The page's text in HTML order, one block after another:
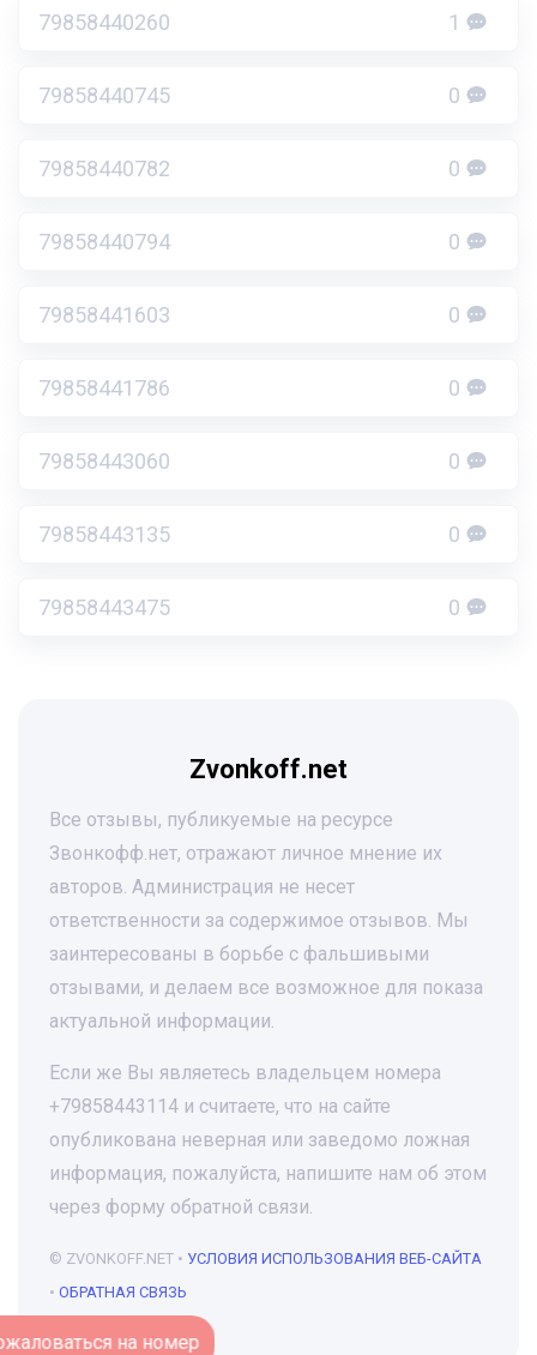
79858440260 1
79858440745 0
79858440782 0
79858440794 0
79858441603 0
79858441786 0
79858443060 0
79858443135 0
79858443475 0
Zvonkoff.net
Все отзывы, публикуемые на ресурсе
Звонкофф.нет, отражают личное мнение их
авторов. Администрация не несет
ответственности за содержимое отзывов. Мы
заинтересованы в борьбе с фальшивыми
отзывами, и делаем все возможное для показа
актуальной информации.
Если же Вы являетесь владельцем номера
+79858443114 и считаете, что на сайте
опубликована неверная или заведомо ложная
информация, пожалуйста, напишите нам об этом
через форму обратной связи.
© ZVONKOFF.NET • УСЛОВИЯ ИСПОЛЬЗОВАНИЯ ВЕБ-САЙТА
• ОБРАТНАЯ СВЯЗЬ
Пожаловаться на номер